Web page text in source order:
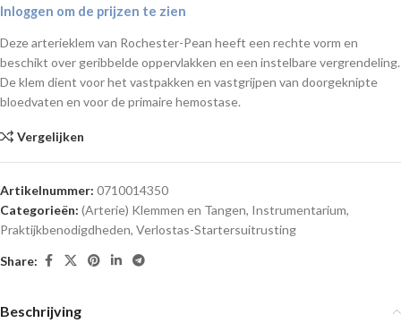
Inloggen om de prijzen te zien
Deze arterieklem van Rochester-Pean heeft een rechte vorm en
beschikt over geribbelde oppervlakken en een instelbare vergrendeling.
De klem dient voor het vastpakken en vastgrijpen van doorgeknipte
bloedvaten en voor de primaire hemostase.
Vergelijken
Artikelnummer: 0710014350
Categorieën: (Arterie) Klemmen en Tangen, Instrumentarium,
Praktijkbenodigdheden, Verlostas-Startersuitrusting
Share:
Beschrijving